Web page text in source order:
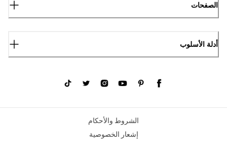
الصفحات
أدلة الأسلوب
الشروط والأحكام
إشعار الخصوصية